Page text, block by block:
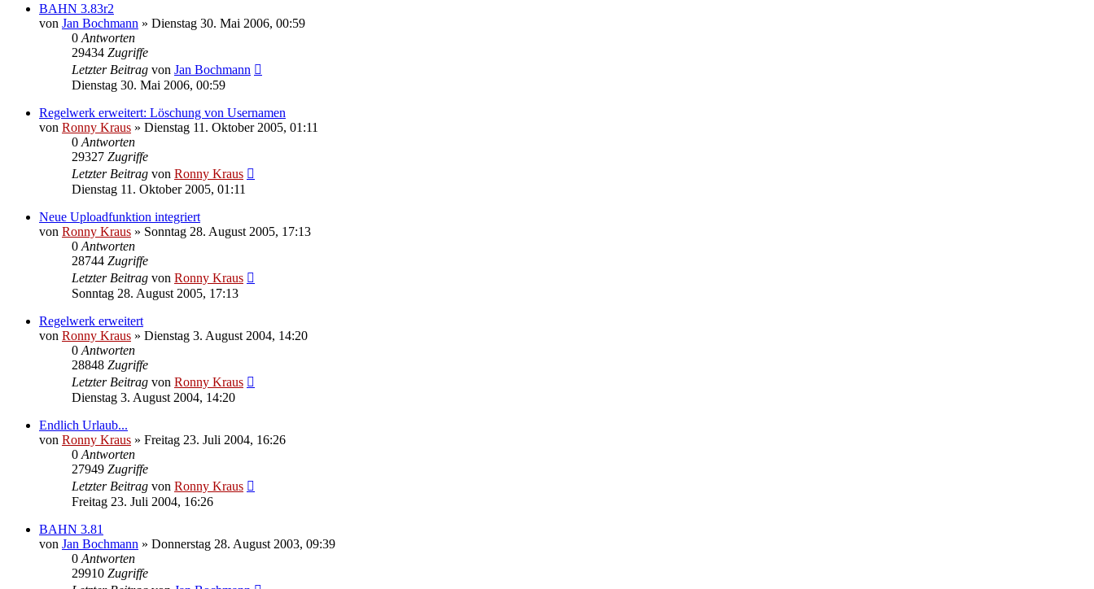
BAHN 3.83r2
von Jan Bochmann » Dienstag 30. Mai 2006, 00:59
0 Antworten
29434 Zugriffe
Letzter Beitrag von Jan Bochmann
Dienstag 30. Mai 2006, 00:59
Regelwerk erweitert: Löschung von Usernamen
von Ronny Kraus » Dienstag 11. Oktober 2005, 01:11
0 Antworten
29327 Zugriffe
Letzter Beitrag von Ronny Kraus
Dienstag 11. Oktober 2005, 01:11
Neue Uploadfunktion integriert
von Ronny Kraus » Sonntag 28. August 2005, 17:13
0 Antworten
28744 Zugriffe
Letzter Beitrag von Ronny Kraus
Sonntag 28. August 2005, 17:13
Regelwerk erweitert
von Ronny Kraus » Dienstag 3. August 2004, 14:20
0 Antworten
28848 Zugriffe
Letzter Beitrag von Ronny Kraus
Dienstag 3. August 2004, 14:20
Endlich Urlaub...
von Ronny Kraus » Freitag 23. Juli 2004, 16:26
0 Antworten
27949 Zugriffe
Letzter Beitrag von Ronny Kraus
Freitag 23. Juli 2004, 16:26
BAHN 3.81
von Jan Bochmann » Donnerstag 28. August 2003, 09:39
0 Antworten
29910 Zugriffe